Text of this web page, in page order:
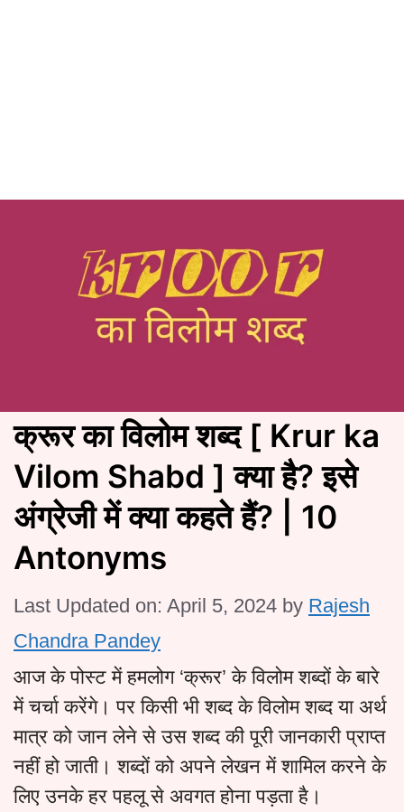
क्रूर का विलोम शब्द [ Krur ka
Vilom Shabd ] क्या है? इसे
अंग्रेजी में क्या कहते हैं? | 10
Antonyms
Last Updated on: April 5, 2024 by Rajesh
Chandra Pandey
आज के पोस्ट में हमलोग ‘क्रूर’ के विलोम शब्दों के बारे
में चर्चा करेंगे। पर किसी भी शब्द के विलोम शब्द या अर्थ
मात्र को जान लेने से उस शब्द की पूरी जानकारी प्राप्त
नहीं हो जाती। शब्दों को अपने लेखन में शामिल करने के
लिए उनके हर पहलू से अवगत होना पड़ता है।